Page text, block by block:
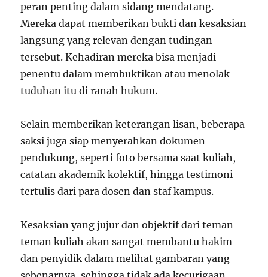
peran penting dalam sidang mendatang.
Mereka dapat memberikan bukti dan kesaksian
langsung yang relevan dengan tudingan
tersebut. Kehadiran mereka bisa menjadi
penentu dalam membuktikan atau menolak
tuduhan itu di ranah hukum.
Selain memberikan keterangan lisan, beberapa
saksi juga siap menyerahkan dokumen
pendukung, seperti foto bersama saat kuliah,
catatan akademik kolektif, hingga testimoni
tertulis dari para dosen dan staf kampus.
Kesaksian yang jujur dan objektif dari teman-
teman kuliah akan sangat membantu hakim
dan penyidik dalam melihat gambaran yang